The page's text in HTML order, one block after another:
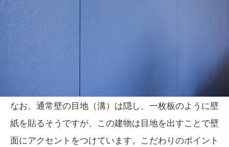
なお、通常壁の目地（溝）は隠し、一枚板のように壁
紙を貼るそうですが、この建物は目地を出すことで壁
面にアクセントをつけています。こだわりのポイント